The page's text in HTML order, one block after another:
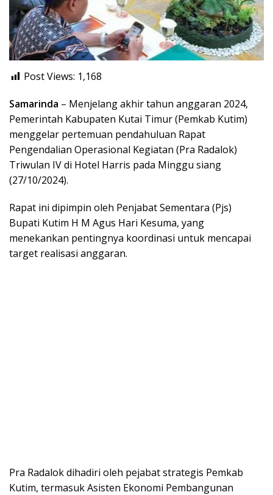
Post Views: 1,168
Samarinda – Menjelang akhir tahun anggaran 2024,
Pemerintah Kabupaten Kutai Timur (Pemkab Kutim)
menggelar pertemuan pendahuluan Rapat
Pengendalian Operasional Kegiatan (Pra Radalok)
Triwulan IV di Hotel Harris pada Minggu siang
(27/10/2024).
Rapat ini dipimpin oleh Penjabat Sementara (Pjs)
Bupati Kutim H M Agus Hari Kesuma, yang
menekankan pentingnya koordinasi untuk mencapai
target realisasi anggaran.
Pra Radalok dihadiri oleh pejabat strategis Pemkab
Kutim, termasuk Asisten Ekonomi Pembangunan